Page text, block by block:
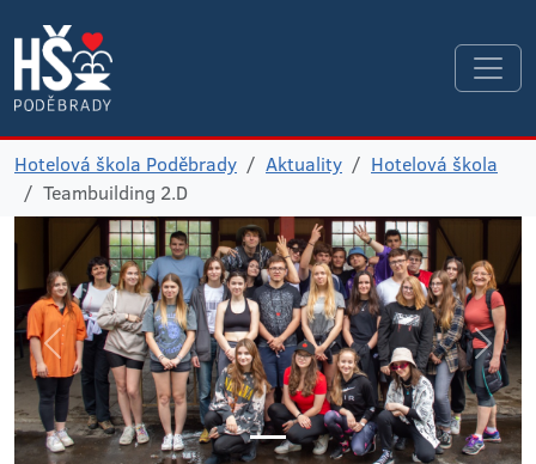
Hotelová škola Poděbrady Aktuality
Hotelová škola
Teambuilding 2.D